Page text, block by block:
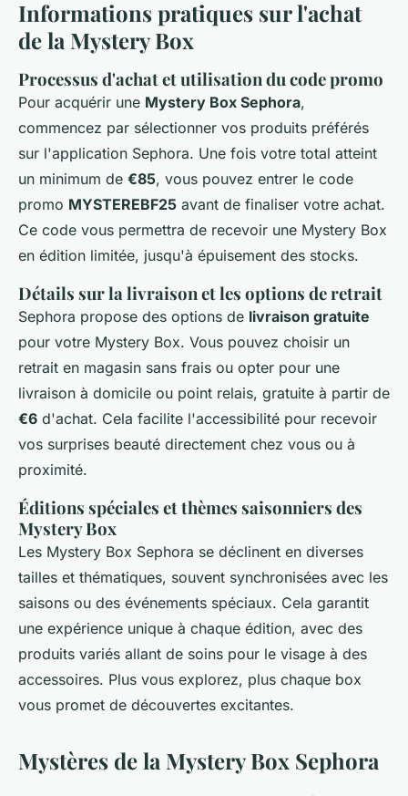
Informations pratiques sur l'achat
de la Mystery Box
Processus d'achat et utilisation du code promo
Pour acquérir une Mystery Box Sephora,
commencez par sélectionner vos produits préférés
sur l'application Sephora. Une fois votre total atteint
un minimum de €85, vous pouvez entrer le code
promo MYSTEREBF25 avant de finaliser votre achat.
Ce code vous permettra de recevoir une Mystery Box
en édition limitée, jusqu'à épuisement des stocks.
Détails sur la livraison et les options de retrait
Sephora propose des options de livraison gratuite
pour votre Mystery Box. Vous pouvez choisir un
retrait en magasin sans frais ou opter pour une
livraison à domicile ou point relais, gratuite à partir de
€6 d'achat. Cela facilite l'accessibilité pour recevoir
vos surprises beauté directement chez vous ou à
proximité.
Éditions spéciales et thèmes saisonniers des
Mystery Box
Les Mystery Box Sephora se déclinent en diverses
tailles et thématiques, souvent synchronisées avec les
saisons ou des événements spéciaux. Cela garantit
une expérience unique à chaque édition, avec des
produits variés allant de soins pour le visage à des
accessoires. Plus vous explorez, plus chaque box
vous promet de découvertes excitantes.
Mystères de la Mystery Box Sephora